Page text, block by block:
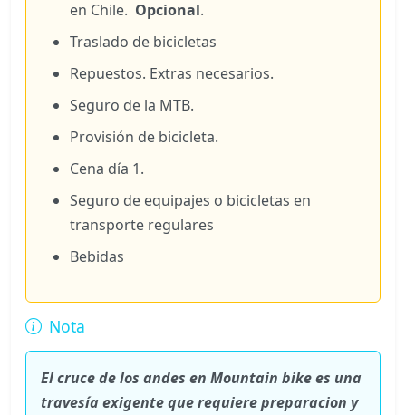
en Chile. Opcional.
Traslado de bicicletas
Repuestos. Extras necesarios.
Seguro de la MTB.
Provisión de bicicleta.
Cena día 1.
Seguro de equipajes o bicicletas en
transporte regulares
Bebidas
Nota
El cruce de los andes en Mountain bike es una
travesía exigente que requiere preparacion y